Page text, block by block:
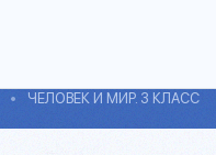
ЧЕЛОВЕК И МИР. 3 КЛАСС